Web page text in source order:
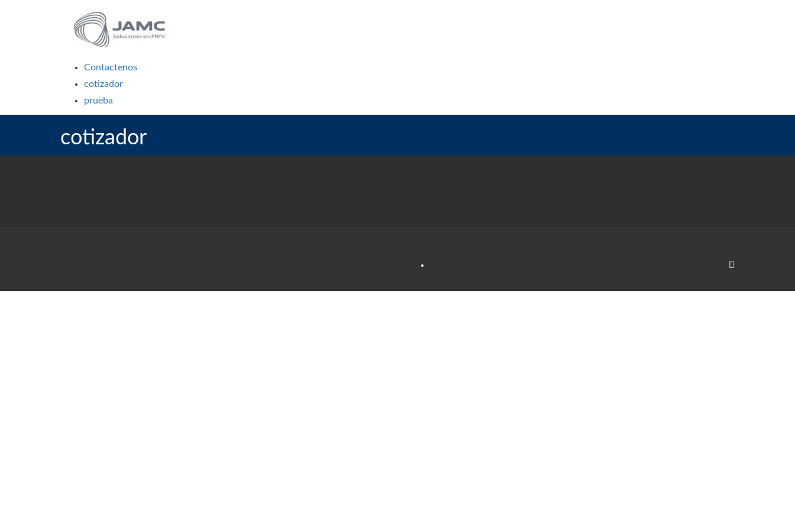
Contactenos
cotizador
prueba
cotizador